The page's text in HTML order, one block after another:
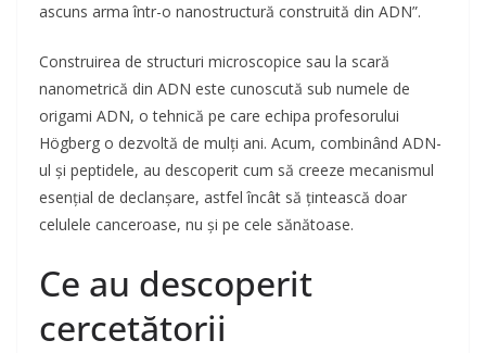
ascuns arma într-o nanostructură construită din ADN”.
Construirea de structuri microscopice sau la scară
nanometrică din ADN este cunoscută sub numele de
origami ADN, o tehnică pe care echipa profesorului
Högberg o dezvoltă de mulți ani. Acum, combinând ADN-
ul și peptidele, au descoperit cum să creeze mecanismul
esențial de declanșare, astfel încât să țintească doar
celulele canceroase, nu și pe cele sănătoase.
Ce au descoperit
cercetătorii